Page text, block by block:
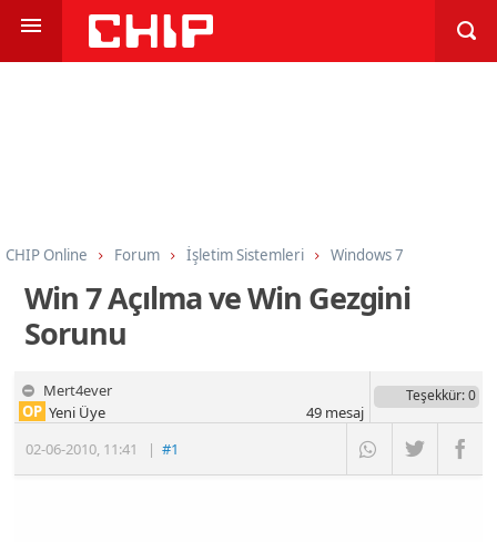
CHIP Online Forum İşletim Sistemleri Windows 7
Win 7 Açılma ve Win Gezgini
Sorunu
Mert4ever
02-06-2010, 11:41 |#1
OP Yeni Üye
Teşekkür: 0
49mesaj